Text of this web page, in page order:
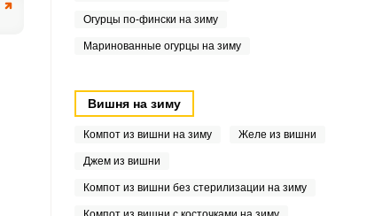
Огурцы по-фински на зиму
Маринованные огурцы на зиму
Вишня на зиму
Компот из вишни на зиму Желе из вишни
Джем из вишни
Компот из вишни без стерилизации на зиму